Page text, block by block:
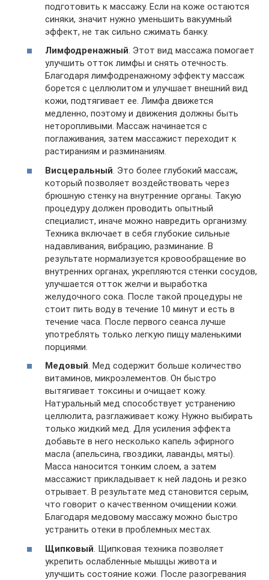
подготовить к массажу. Если на коже остаются
синяки, значит нужно уменьшить вакуумный
эффект, не так сильно сжимать банку.
Лимфодренажный. Этот вид массажа помогает
улучшить отток лимфы и снять отечность.
Благодаря лимфодренажному эффекту массаж
борется с целлюлитом и улучшает внешний вид
кожи, подтягивает ее. Лимфа движется
медленно, поэтому и движения должны быть
неторопливыми. Массаж начинается с
поглаживания, затем массажист переходит к
растираниям и разминаниям.
Висцеральный . Это более глубокий массаж,
который позволяет воздействовать через
брюшную стенку на внутренние органы. Такую
процедуру должен проводить опытный
специалист, иначе можно навредить организму.
Техника включает в себя глубокие сильные
надавливания, вибрацию, разминание. В
результате нормализуется кровообращение во
внутренних органах, укрепляются стенки сосудов,
улучшается отток желчи и выработка
желудочного сока. После такой процедуры не
стоит пить воду в течение 10 минут и есть в
течение часа. После первого сеанса лучше
употреблять только легкую пищу маленькими
порциями.
Медовый. Мед содержит больше количество
витаминов, микроэлементов. Он быстро
вытягивает токсины и очищает кожу.
Натуральный мед способствует устранению
целлюлита, разглаживает кожу. Нужно выбирать
только жидкий мед. Для усиления эффекта
добавьте в него несколько капель эфирного
масла (апельсина, гвоздики, лаванды, мяты).
Масса наносится тонким слоем, а затем
массажист прикладывает к ней ладонь и резко
отрывает. В результате мед становится серым,
что говорит о качественном очищении кожи.
Благодаря медовому массажу можно быстро
устранить отеки в проблемных местах.
Щипковый . Щипковая техника позволяет
укрепить ослабленные мышцы живота и
улучшить состояние кожи. После разогревания